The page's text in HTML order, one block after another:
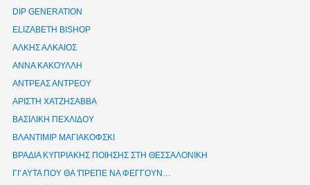
DIP GENERATION
ELIZABETH BISHOP
ΑΛΚΗΣ ΑΛΚΑΙΟΣ
ΑΝΝΑ ΚΑΚΟΥΛΛΗ
ΑΝΤΡΕΑΣ ΑΝΤΡΕΟΥ
ΑΡΙΣΤΗ ΧΑΤΖΗΣΑΒΒΑ
ΒΑΣΙΛΙΚΗ ΠΕΧΛΙΔΟΥ
ΒΛΑΝΤΙΜΙΡ ΜΑΓΙΑΚΟΦΣΚΙ
ΒΡΑΔΙΑ ΚΥΠΡΙΑΚΗΣ ΠΟΙΗΣΗΣ ΣΤΗ ΘΕΣΣΑΛΟΝΙΚΗ
ΓΙ' ΑΥΤΑ ΠΟΥ ΘΑ 'ΠΡΕΠΕ ΝΑ ΦΕΓΓΟΥΝ…